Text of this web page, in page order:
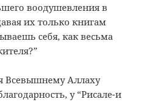
воодушевления в
их только книгам
себя, как весьма
Всевышнему Аллаху
у “Рисале-и